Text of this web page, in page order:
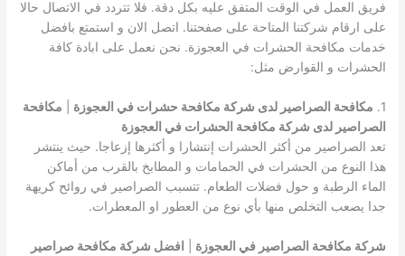
فريق العمل في الوقت المتفق عليه بكل دقة. فلا تتردد في الاتصال حالا
على ارقام شركتنا المتاحة على صفحتنا. اتصل الان و استمتع بافضل
خدمات مكافحة الحشرات في العجوزة. نحن نعمل على ابادة كافة
الحشرات و القوارض مثل:
1. مكافحة الصراصير لدى شركة مكافحة حشرات في العجوزة
مكافحة
الصراصير لدى شركة مكافحة الحشرات في العجوزة
تعد الصراصير من أكثر الحشرات إنتشارا و أكثرها إزعاجا. حيث ينتشر
هذا النوع من الحشرات في الحمامات و المطابخ بالقرب من أماكن
الماء الرطبة و حول فضلات الطعام. تتسبب الصراصير في روائح كريهة
جدا يصعب التخلص منها بأي نوع من العطور او المعطرات.
شركة مكافحة الصراصير في العجوزة
افضل شركة مكافحة صراصير